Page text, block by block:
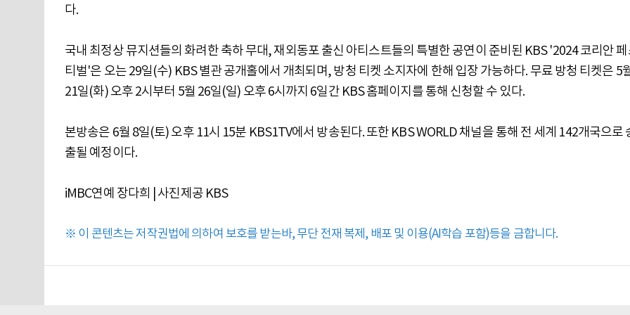
다.
국내 최정상 뮤지션들의 화려한 축하 무대, 재외동포 출신 아티스트들의 특별한 공연이 준비된 KBS '2024 코리안
티벌'은 오는 29일(수) KBS 별관 공개홀에서 개최되며, 방청 티켓 소지자에 한해 입장 가능하다. 무료 방청 티켓은 5
21일(화) 오후 2시부터 5월 26일(일) 오후 6시까지 6일간 KBS 홈페이지를 통해 신청할 수 있다.
본방송은 6월 8일(토) 오후 11시 15분 KBS1TV에서 방송된다. 또한 KBS WORLD 채널을 통해 전 세계 142개국으로
출될 예정이다.
iMBC연예 장다희 | 사진제공 KBS
※ 이 콘텐츠는 저작권법에 의하여 보호를 받는바, 무단 전재 복제, 배포 및 이용(AI학습 포함)등을 금합니다.